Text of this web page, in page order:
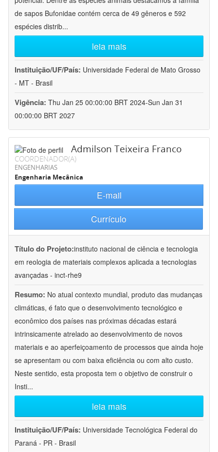
de sapos Bufonidae contém cerca de 49 gêneros e 592
espécies distrib...
leia mais
Instituição/UF/País: Universidade Federal de Mato Grosso
- MT - Brasil
Vigência: Thu Jan 25 00:00:00 BRT 2024-Sun Jan 31
00:00:00 BRT 2027
Admilson Teixeira Franco
COORDENADOR(A)
ENGENHARIAS
Engenharia Mecânica
E-mail
Currículo
Título do Projeto:instituto nacional de ciência e tecnologia
em reologia de materiais complexos aplicada a tecnologias
avançadas - inct-rhe9
Resumo: No atual contexto mundial, produto das mudanças
climáticas, é fato que o desenvolvimento tecnológico e
econômico dos países nas próximas décadas estará
intrinsicamente atrelado ao desenvolvimento de novos
materiais e ao aperfeiçoamento de processos que ainda hoje
se apresentam ou com baixa eficiência ou com alto custo.
Neste sentido, esta proposta tem o objetivo de construir o
Insti...
leia mais
Instituição/UF/País: Universidade Tecnológica Federal do
Paraná - PR - Brasil